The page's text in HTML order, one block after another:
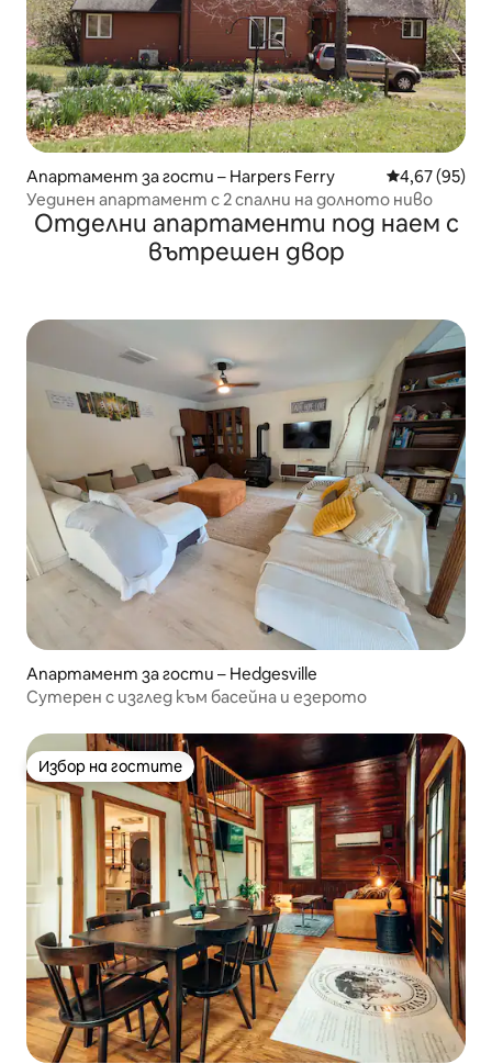
Апартамент за гости – Harpers Ferry Средна
4,67 (95)
Уединен апартамент с 2 спални на долното ниво
Отделни апартаменти под наем с
вътрешен двор
Апартамент за гости – Hedgesville
Сутерен с изглед към басейна и езерото
Избор на гостите
Избор на гостите